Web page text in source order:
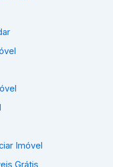
Imóvel
Grátis